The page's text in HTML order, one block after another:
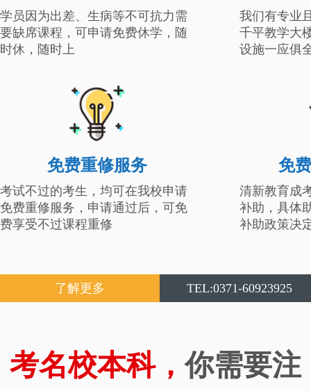
学员因为出差、生病等不可抗力需
要缺席课程，可申请免费休学，随
时休，随时上
我们有专业
千平教学大
设施一应俱
免费重修服务
考试不过的考生，均可在我校申请
免费重修服务，申请通过后，可免
费享受不过课程重修
免
清新教育成
补助，具体
补助政策决
了解更多 TEL:0371-60923925
考名校本科，你需要注